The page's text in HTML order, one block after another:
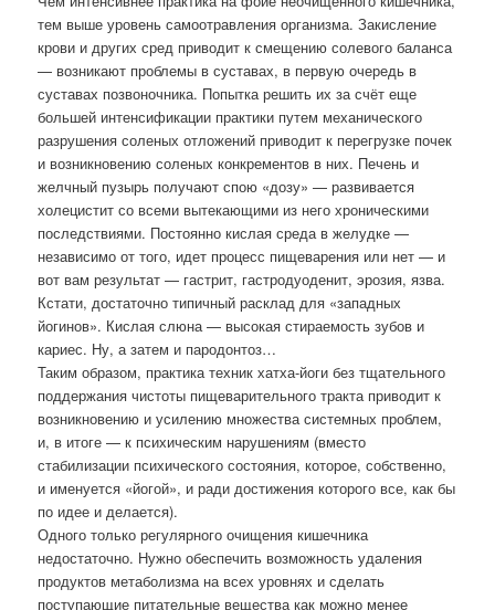
тем выше уровень самоотравления организма. Закисление
крови и других сред приводит к смещению солевого баланса
— возникают проблемы в суставах, в первую очередь в
суставах позвоночника. Попытка решить их за счёт еще
большей интенсификации практики путем механического
разрушения соленых отложений приводит к перегрузке почек
и возникновению соленых конкрементов в них. Печень и
желчный пузырь получают спою «дозу» — развивается
холецистит со всеми вытекающими из него хроническими
последствиями. Постоянно кислая среда в желудке —
независимо от того, идет процесс пищеварения или нет — и
вот вам результат — гастрит, гастродуоденит, эрозия, язва.
Кстати, достаточно типичный расклад для «западных
йогинов». Кислая слюна — высокая стираемость зубов и
кариес. Ну, а затем и пародонтоз…
Таким образом, практика техник хатха-йоги без тщательного
поддержания чистоты пищеварительного тракта приводит к
возникновению и усилению множества системных проблем,
и, в итоге — к психическим нарушениям (вместо
стабилизации психического состояния, которое, собственно,
и именуется «йогой», и ради достижения которого все, как бы
по идее и делается).
Одного только регулярного очищения кишечника
недостаточно. Нужно обеспечить возможность удаления
продуктов метаболизма на всех уровнях и сделать
поступающие питательные вещества как можно менее